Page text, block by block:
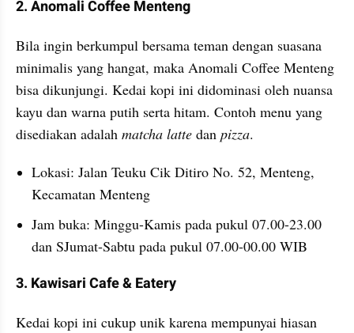
2. Anomali Coffee Menteng
Bila ingin berkumpul bersama teman dengan suasana
minimalis yang hangat, maka Anomali Coffee Menteng
bisa dikunjungi. Kedai kopi ini didominasi oleh nuansa
kayu dan warna putih serta hitam. Contoh menu yang
disediakan adalah matcha latte dan pizza.
Lokasi: Jalan Teuku Cik Ditiro No. 52, Menteng,
Kecamatan Menteng
Jam buka: Minggu-Kamis pada pukul 07.00-23.00
dan SJumat-Sabtu pada pukul 07.00-00.00 WIB
3. Kawisari Cafe & Eatery
Kedai kopi ini cukup unik karena mempunyai hiasan